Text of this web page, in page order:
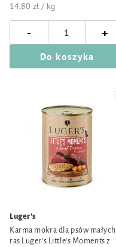
14,80 zł / kg
- +
Do koszyka
Luger's
Karma mokra dla psów małych
ras Luger's Little's Moments z